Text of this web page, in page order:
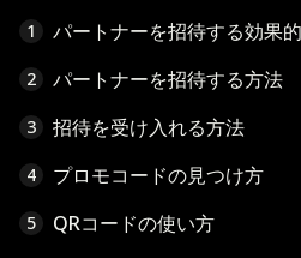
1 パートナーを招待する効果
2 パートナーを招待する方法
3 招待を受け入れる方法
4 プロモコードの見つけ方
5 QRコードの使い方